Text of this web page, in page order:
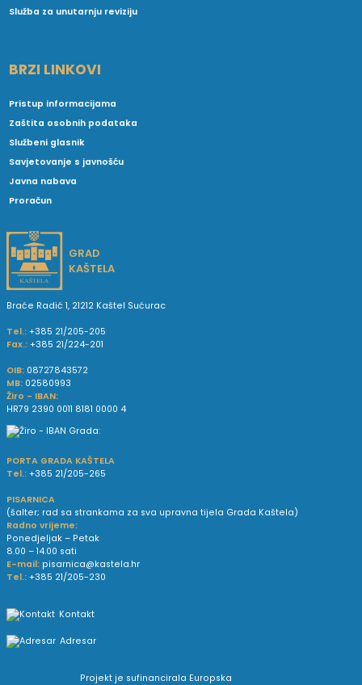
Služba za unutarnju reviziju
BRZI LINKOVI
Pristup informacijama
Zaštita osobnih podataka
Službeni glasnik
Savjetovanje s javnošću
Javna nabava
Proračun
GRAD
KAŠTELA
Braće Radić 1, 21212 Kaštel Sućurac
Tel.: +385 21/205-205
Fax.: +385 21/224-201
OIB: 08727843572
MB: 02580993
Žiro - IBAN:
HR79 2390 0011 8181 0000 4
PORTA GRADA KAŠTELA
Tel.: +385 21/205-265
PISARNICA
(šalter; rad sa strankama za sva upravna tijela Grada Kaštela)
Radno vrijeme:
Ponedjeljak – Petak
8.00 – 14.00 sati
E-mail: pisarnica@kastela.hr
Tel.: +385 21/205-230
Kontakt
Adresar
Projekt je sufinancirala Europska